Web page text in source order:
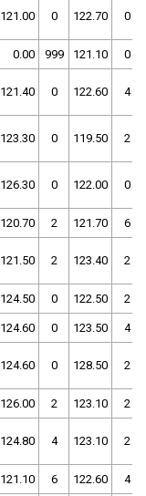
121.00 0 122.70 0
0.00 999 121.10 0
121.40 0 122.60 4
123.30 0 119.50 2
126.30 0 122.00 0
120.70 2 121.70 6
121.50 2 123.40 2
124.50 0 122.50 2
124.60 0 123.50 4
124.60 0 128.50 2
126.00 2 123.10 2
124.80 4 123.10 2
121.10 6 122.60 4